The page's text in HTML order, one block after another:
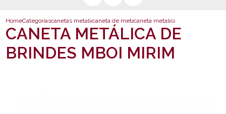
HomeCategoriascanetas metalicascaneta de metal personalizadacaneta metalica de brindes mboi
CANETA METÁLICA DE
BRINDES MBOI MIRIM